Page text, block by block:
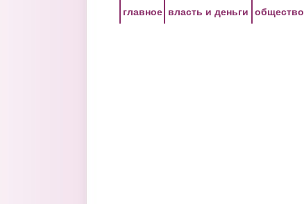
главное власть и деньги общество